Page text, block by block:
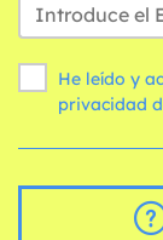
He leído y
privacidad